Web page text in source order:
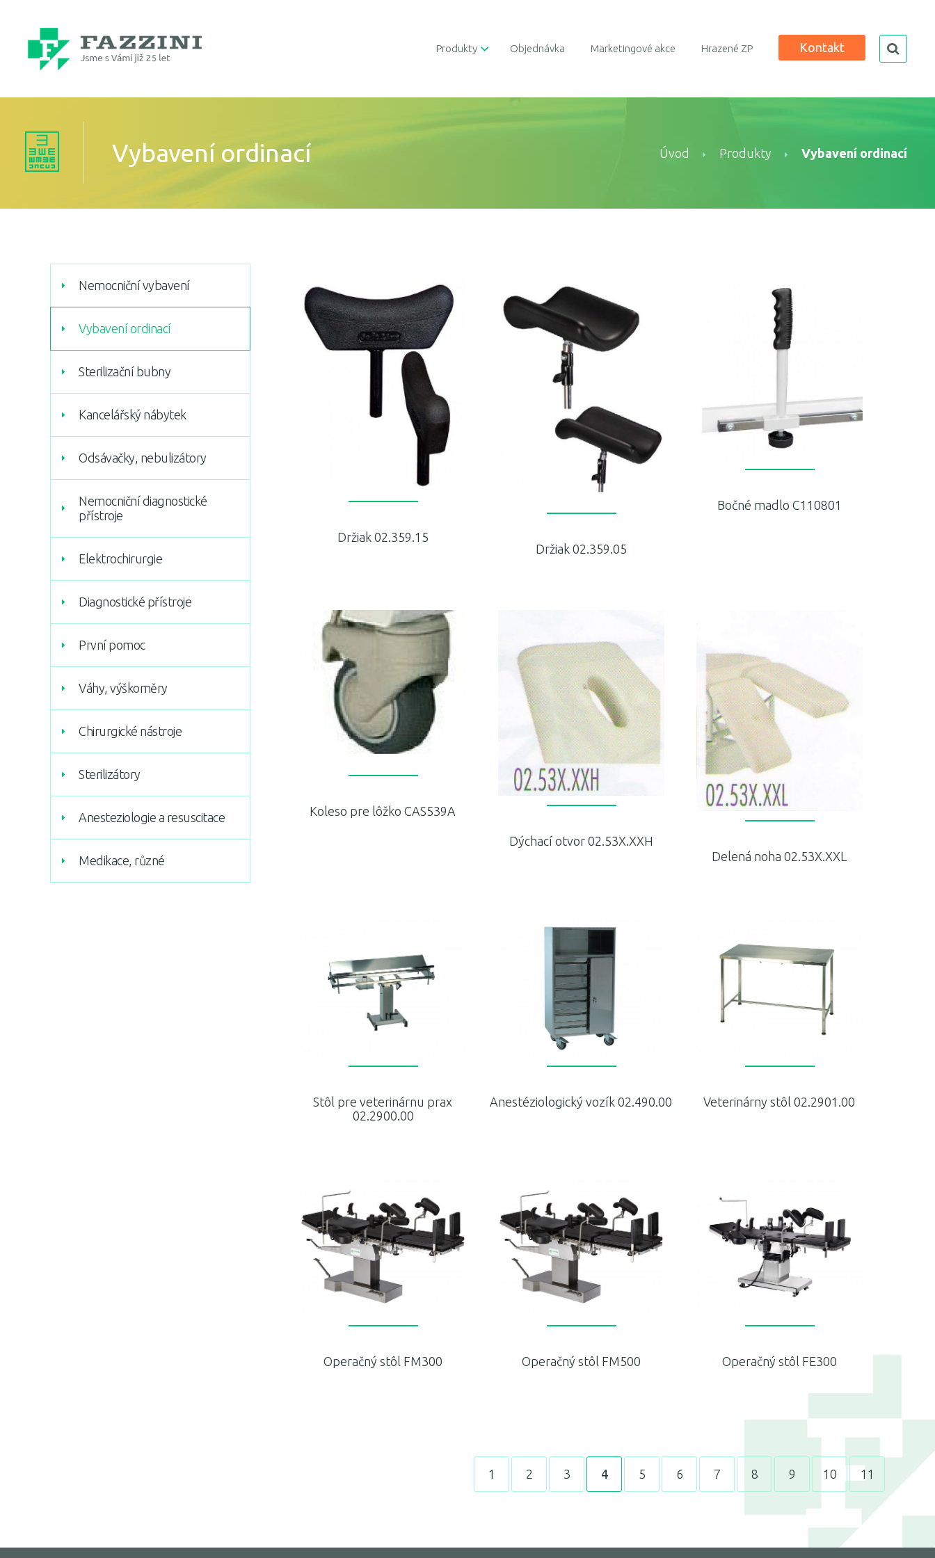
search
Kontakt
Produkty Objednávka Marketingové akce Hrazené ZP
Vybavení ordinací Úvod Produkty Vybavení ordinací
Nemocniční vybavení
Vybavení ordinací
Sterilizační bubny
Kancelářský nábytek
Odsávačky, nebulizátory
Nemocniční diagnostické
přístroje
Elektrochirurgie
Diagnostické přístroje
První pomoc
Váhy, výškoměry
Chirurgické nástroje
Sterilizátory
Anesteziologie a resuscitace
Medikace, různé
Držiak 02.359.15
Držiak 02.359.05
Bočné madlo C110801
Koleso pre lôžko CAS539A
Dýchací otvor 02.53X.XXH
Delená noha 02.53X.XXL
Stôl pre veterinárnu prax
02.2900.00
Anestéziologický vozík 02.490.00 Veterinárny stôl 02.2901.00
Operačný stôl FM300 Operačný stôl FM500 Operačný stôl FE300
1 2 3 4 5 6 7 8 9 10 11